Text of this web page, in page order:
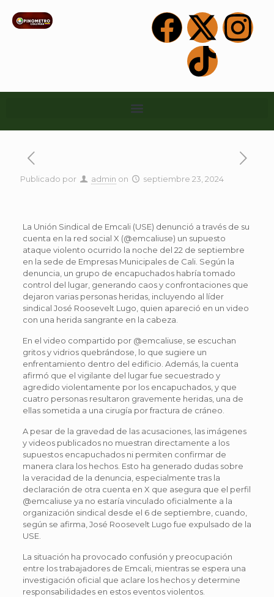
Publicado por admin on septiembre 23, 2024
La Unión Sindical de Emcali (USE) denunció a través de su
cuenta en la red social X (@emcaliuse) un supuesto
ataque violento ocurrido la noche del 22 de septiembre
en la sede de Empresas Municipales de Cali. Según la
denuncia, un grupo de encapuchados habría tomado
control del lugar, generando caos y confrontaciones que
dejaron varias personas heridas, incluyendo al líder
sindical José Roosevelt Lugo, quien apareció en un video
con una herida sangrante en la cabeza.
En el video compartido por @emcaliuse, se escuchan
gritos y vidrios quebrándose, lo que sugiere un
enfrentamiento dentro del edificio. Además, la cuenta
afirmó que el vigilante del lugar fue secuestrado y
agredido violentamente por los encapuchados, y que
cuatro personas resultaron gravemente heridas, una de
ellas sometida a una cirugía por fractura de cráneo.
A pesar de la gravedad de las acusaciones, las imágenes
y videos publicados no muestran directamente a los
supuestos encapuchados ni permiten confirmar de
manera clara los hechos. Esto ha generado dudas sobre
la veracidad de la denuncia, especialmente tras la
declaración de otra cuenta en X que asegura que el perfil
@emcaliuse ya no estaría vinculado oficialmente a la
organización sindical desde el 6 de septiembre, cuando,
según se afirma, José Roosevelt Lugo fue expulsado de la
USE.
La situación ha provocado confusión y preocupación
entre los trabajadores de Emcali, mientras se espera una
investigación oficial que aclare los hechos y determine
responsabilidades en estos eventos violentos.